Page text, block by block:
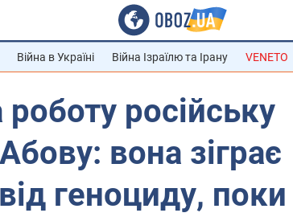
Війна в Україні Війна Ізраїлю та Ірану VENETO
російську
вона зіграє
геноциду, поки